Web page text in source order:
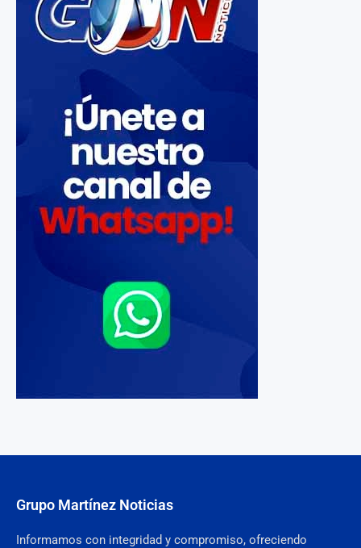
Grupo Martínez Noticias
Informamos con integridad y compromiso, ofreciendo